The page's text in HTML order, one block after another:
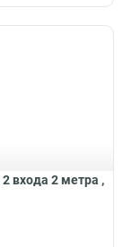
входа 2 метра ,